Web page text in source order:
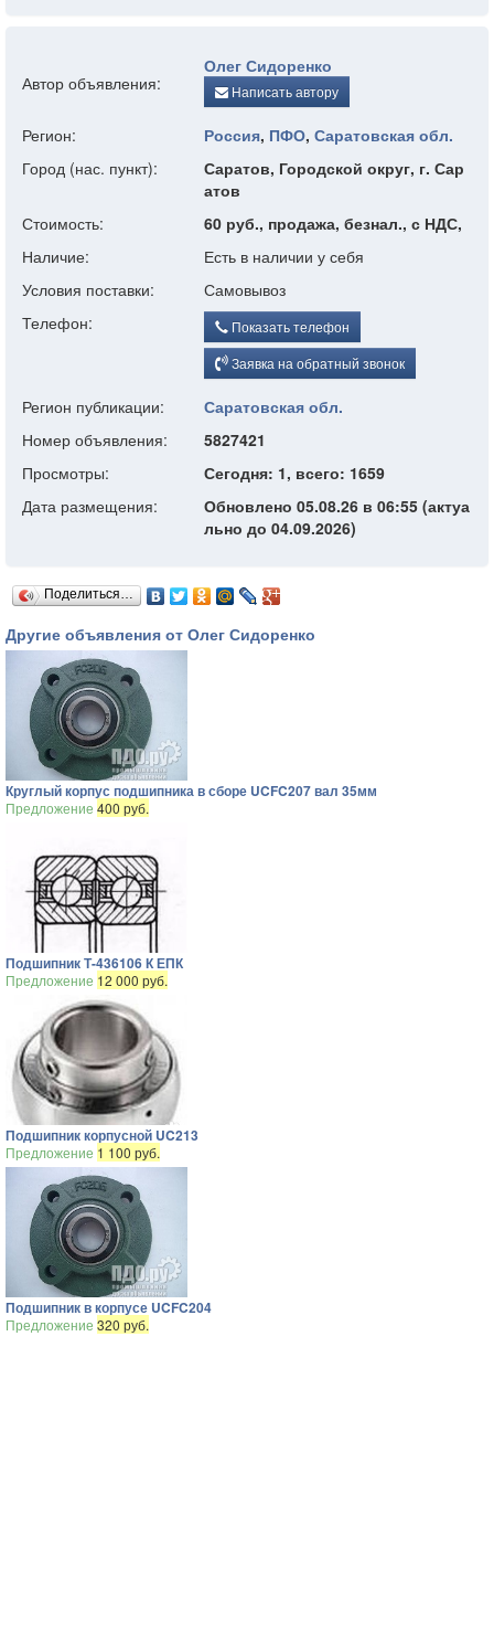
Автор объявления:
Олег Сидоренко
Написать автору
Регион: Россия, ПФО, Саратовская обл.
Город (нас. пункт):
Саратов, Городской округ, г. Сар
атов
Стоимость:
60 руб., продажа, безнал., с НДС,
Наличие:
Есть в наличии у себя
Условия поставки:
Самовывоз
Телефон:
Показать телефон
Заявка на обратный звонок
Регион публикации:
Саратовская обл.
Номер объявления:
5827421
Просмотры:
Сегодня: 1, всего: 1659
Дата размещения:
Обновлено 05.08.26 в 06:55 (актуа
льно до 04.09.2026)
Поделиться…
Другие объявления от Олег Сидоренко
Круглый корпус подшипника в сборе UCFC207 вал 35мм
Предложение 400 руб.
Подшипник Т-436106 К ЕПК
Предложение 12 000 руб.
Подшипник корпусной UC213
Предложение 1 100 руб.
Подшипник в корпусе UCFC204
Предложение 320 руб.